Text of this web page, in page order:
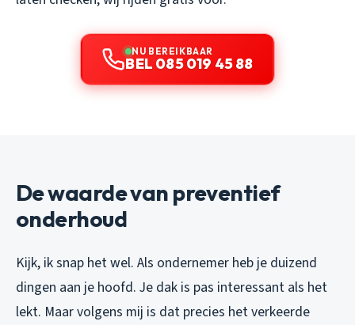
NU BEREIKBAAR
BEL 085 019 45 88
De waarde van preventief
onderhoud
Kijk, ik snap het wel. Als ondernemer heb je duizend
dingen aan je hoofd. Je dak is pas interessant als het
lekt. Maar volgens mij is dat precies het verkeerde